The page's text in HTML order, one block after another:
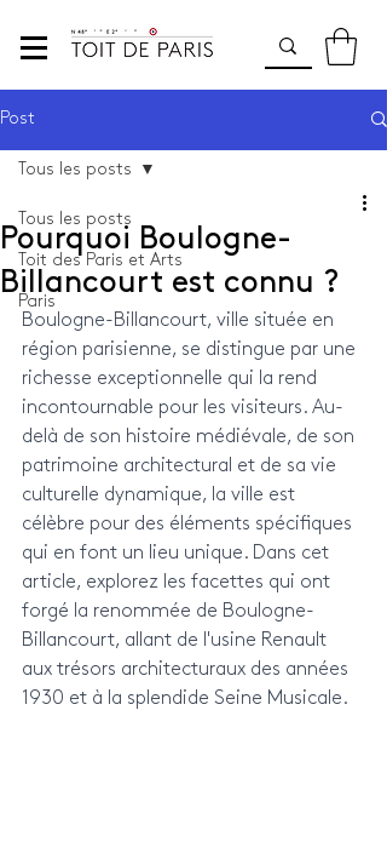
Post
Tous les posts
Toit des Paris et Arts
Paris
Tous les posts
Pourquoi Boulogne-
Billancourt est connu ?
Boulogne-Billancourt, ville située en
région parisienne, se distingue par une
richesse exceptionnelle qui la rend
incontournable pour les visiteurs. Au-
delà de son histoire médiévale, de son
patrimoine architectural et de sa vie
culturelle dynamique, la ville est
célèbre pour des éléments spécifiques
qui en font un lieu unique. Dans cet
article, explorez les facettes qui ont
forgé la renommée de Boulogne-
Billancourt, allant de l'usine Renault
aux trésors architecturaux des années
1930 et à la splendide Seine Musicale.